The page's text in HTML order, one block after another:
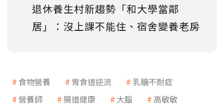
退休養生村新趨勢「和大學當鄰
居」：沒上課不能住、宿舍變養老房
食物營養 胃食道逆流
乳糖不耐症
營養師
腸道健康 大腦 高敏敏